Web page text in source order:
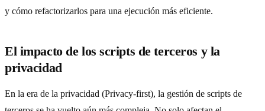
y cómo refactorizarlos para una ejecución más eficiente.
El impacto de los scripts de terceros y la
privacidad
En la era de la privacidad (Privacy-first), la gestión de scripts de